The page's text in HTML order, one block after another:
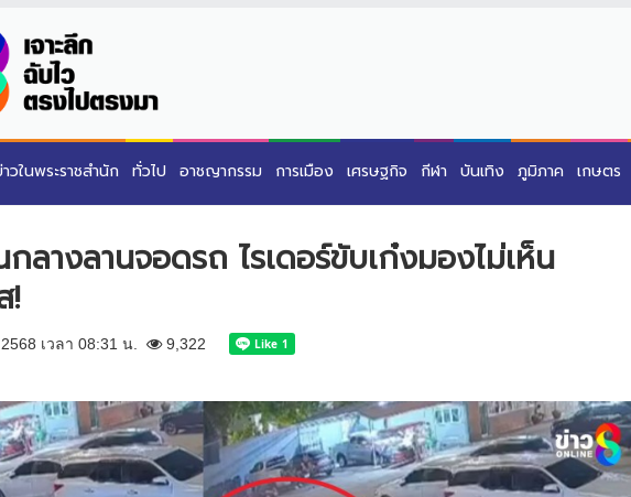
วในพระราชสำนัก ทั่วไป อาชญากรรม การเมือง เศรษฐกิจ กีฬา บันเทิง ภูมิภาค เกษตร
ลางลานจอดรถ ไรเดอร์ขับเก๋งมองไม่เห็น
!
เวลา 08:31 น. 9,322